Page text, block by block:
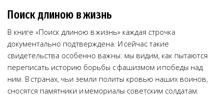
Поиск длиною в жизнь
В книге «Поиск длиною в жизнь» каждая строчка
документально подтверждена. И сейчас такие
свидетельства особенно важны: мы видим, как пытаются
переписать историю борьбы с фашизмом и победы над
ним. В странах, чьи земли политы кровью наших воинов,
сносятся памятники и мемориалы советским солдатам.